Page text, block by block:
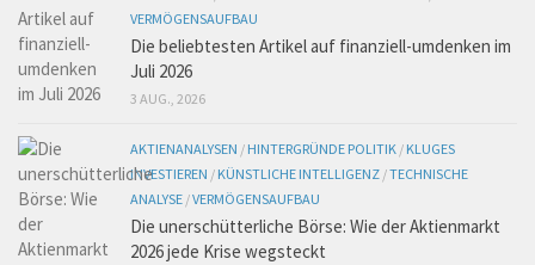
VERMÖGENSAUFBAU
Die beliebtesten Artikel auf finanziell-umdenken im
Juli 2026
3 AUG., 2026
AKTIENANALYSEN / HINTERGRÜNDE POLITIK / KLUGES
INVESTIEREN / KÜNSTLICHE INTELLIGENZ /TECHNISCHE
ANALYSE /VERMÖGENSAUFBAU
Die unerschütterliche Börse: Wie der Aktienmarkt
2026 jede Krise wegsteckt